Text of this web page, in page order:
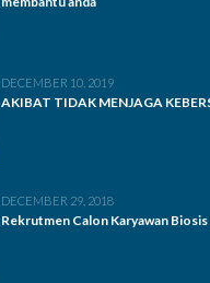
DECEMBER 10, 2019
AKIBAT TIDAK MENJAGA
DECEMBER 29, 2018
Rekrutmen Calon Karyawan